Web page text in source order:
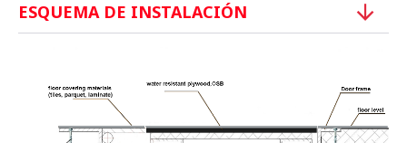
ESQUEMA DE INSTALACIÓN